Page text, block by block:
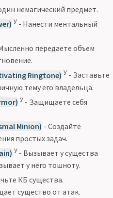
немагический предмет.
У - Нанести ментальный
передаете объем
Ringtone) У - Заставьте
тему его владельца.
У - Защищаете себя
Minion) - Создайте
простых задач.
У - Вызывает у существа
у него тошноту.
КБ существа.
существо от атак.